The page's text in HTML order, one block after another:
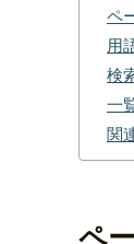
ペ
用
検
一
関